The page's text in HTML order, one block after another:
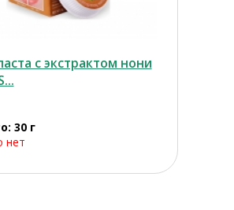
с экстрактом нони
30 г
нет